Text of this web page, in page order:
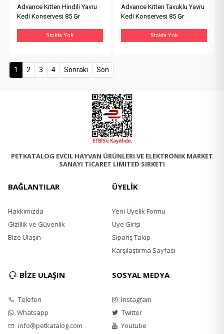
Advance Kitten Hindili Yavru
Kedi Konservesi 85 Gr
Stokta Yok
Advance Kitten Tavuklu Yavru
Kedi Konservesi 85 Gr
Stokta Yok
1 (current)
2 3 4 Sonraki Son
PETKATALOG EVCIL HAYVAN ÜRÜNLERI VE ELEKTRONIK MARKET
SANAYI TICARET LIMITED SIRKETI
BAĞLANTILAR
Hakkımızda
Gizlilik ve Güvenlik
Bize Ulaşın
ÜYELİK
Yeni Üyelik Formu
Üye Girişi
Sipariş Takip
Karşılaştırma Sayfası
BİZE ULAŞIN
Telefon
Whatsapp
info@petkatalog.com
SOSYAL MEDYA
Instagram
Twitter
Youtube